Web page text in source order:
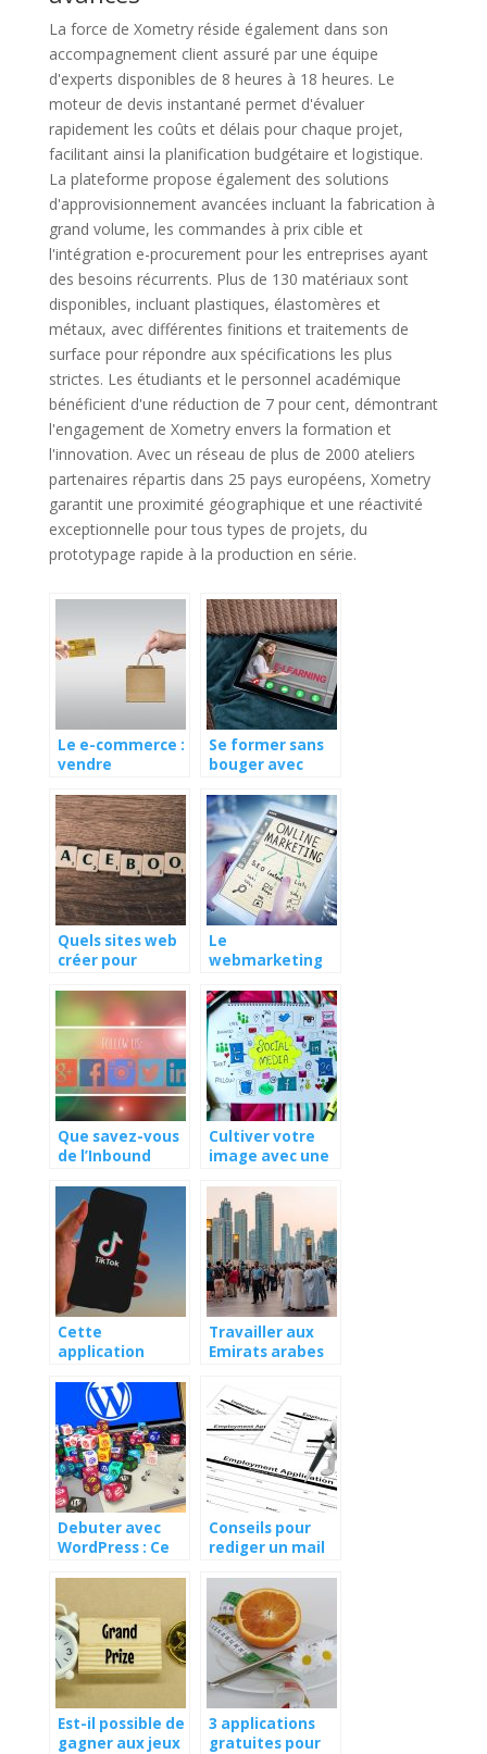
La force de Xometry réside également dans son
accompagnement client assuré par une équipe
d'experts disponibles de 8 heures à 18 heures. Le
moteur de devis instantané permet d'évaluer
rapidement les coûts et délais pour chaque projet,
facilitant ainsi la planification budgétaire et logistique.
La plateforme propose également des solutions
d'approvisionnement avancées incluant la fabrication à
grand volume, les commandes à prix cible et
l'intégration e-procurement pour les entreprises ayant
des besoins récurrents. Plus de 130 matériaux sont
disponibles, incluant plastiques, élastomères et
métaux, avec différentes finitions et traitements de
surface pour répondre aux spécifications les plus
strictes. Les étudiants et le personnel académique
bénéficient d'une réduction de 7 pour cent, démontrant
l'engagement de Xometry envers la formation et
l'innovation. Avec un réseau de plus de 2000 ateliers
partenaires répartis dans 25 pays européens, Xometry
garantit une proximité géographique et une réactivité
exceptionnelle pour tous types de projets, du
prototypage rapide à la production en série.
Le e-commerce :
vendre
Se former sans
bouger avec
Quels sites web
créer pour
activités ?
Le
webmarketing
activités d’une
entreprise
Que savez-vous
de l’Inbound
Cultiver votre
image avec une
communication
Toulousaine
Cette
application
tour du monde
Travailler aux
Emirats arabes
adresses
numeriques
Debuter avec
WordPress : Ce
Conseils pour
rediger un mail
Est-il possible de
gagner aux jeux
3 applications
gratuites pour